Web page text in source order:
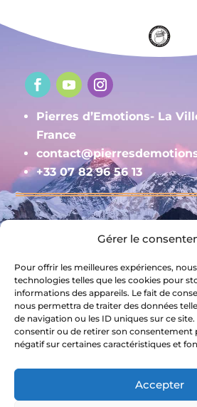
Gérer le
Pour offrir les meilleures expériences,
technologies telles que les cookies pour
informations des appareils. Le fait de
nous permettra de traiter des données
de navigation ou les ID uniques sur ce site.
consentir ou de retirer son consentement
négatif sur certaines caractéristiques et
Accepter
Pierres d’Emotions- La
France
+33 07 82 96 56 13
Livraison et Conditions
S'inscrire à la